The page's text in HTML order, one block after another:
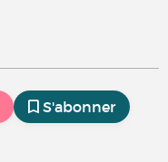
S'abonner